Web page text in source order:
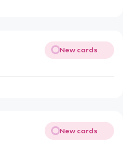
New cards
New cards